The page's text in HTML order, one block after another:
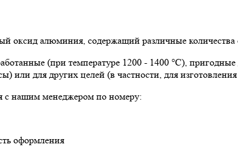
алюминия, содержащий различные количества
(при температуре 1200 - 1400 °C),
или для других целей (в частности, для
с нашим менеджером по номеру:
оформления